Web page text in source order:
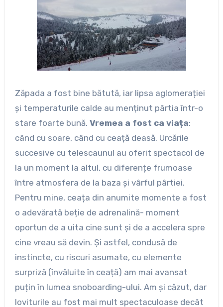
Zăpada a fost bine bătută, iar lipsa aglomerației
și temperaturile calde au menținut pârtia într-o
stare foarte bună. Vremea a fost ca viața:
când cu soare, când cu ceață deasă. Urcările
succesive cu telescaunul au oferit spectacol de
la un moment la altul, cu diferențe frumoase
între atmosfera de la baza și vârful pârtiei.
Pentru mine, ceața din anumite momente a fost
o adevărată beție de adrenalină- moment
oportun de a uita cine sunt și de a accelera spre
cine vreau să devin. Și astfel, condusă de
instincte, cu riscuri asumate, cu elemente
surpriză (învăluite în ceață) am mai avansat
puțin în lumea snoboarding-ului. Am și căzut, dar
loviturile au fost mai mult spectaculoase decât